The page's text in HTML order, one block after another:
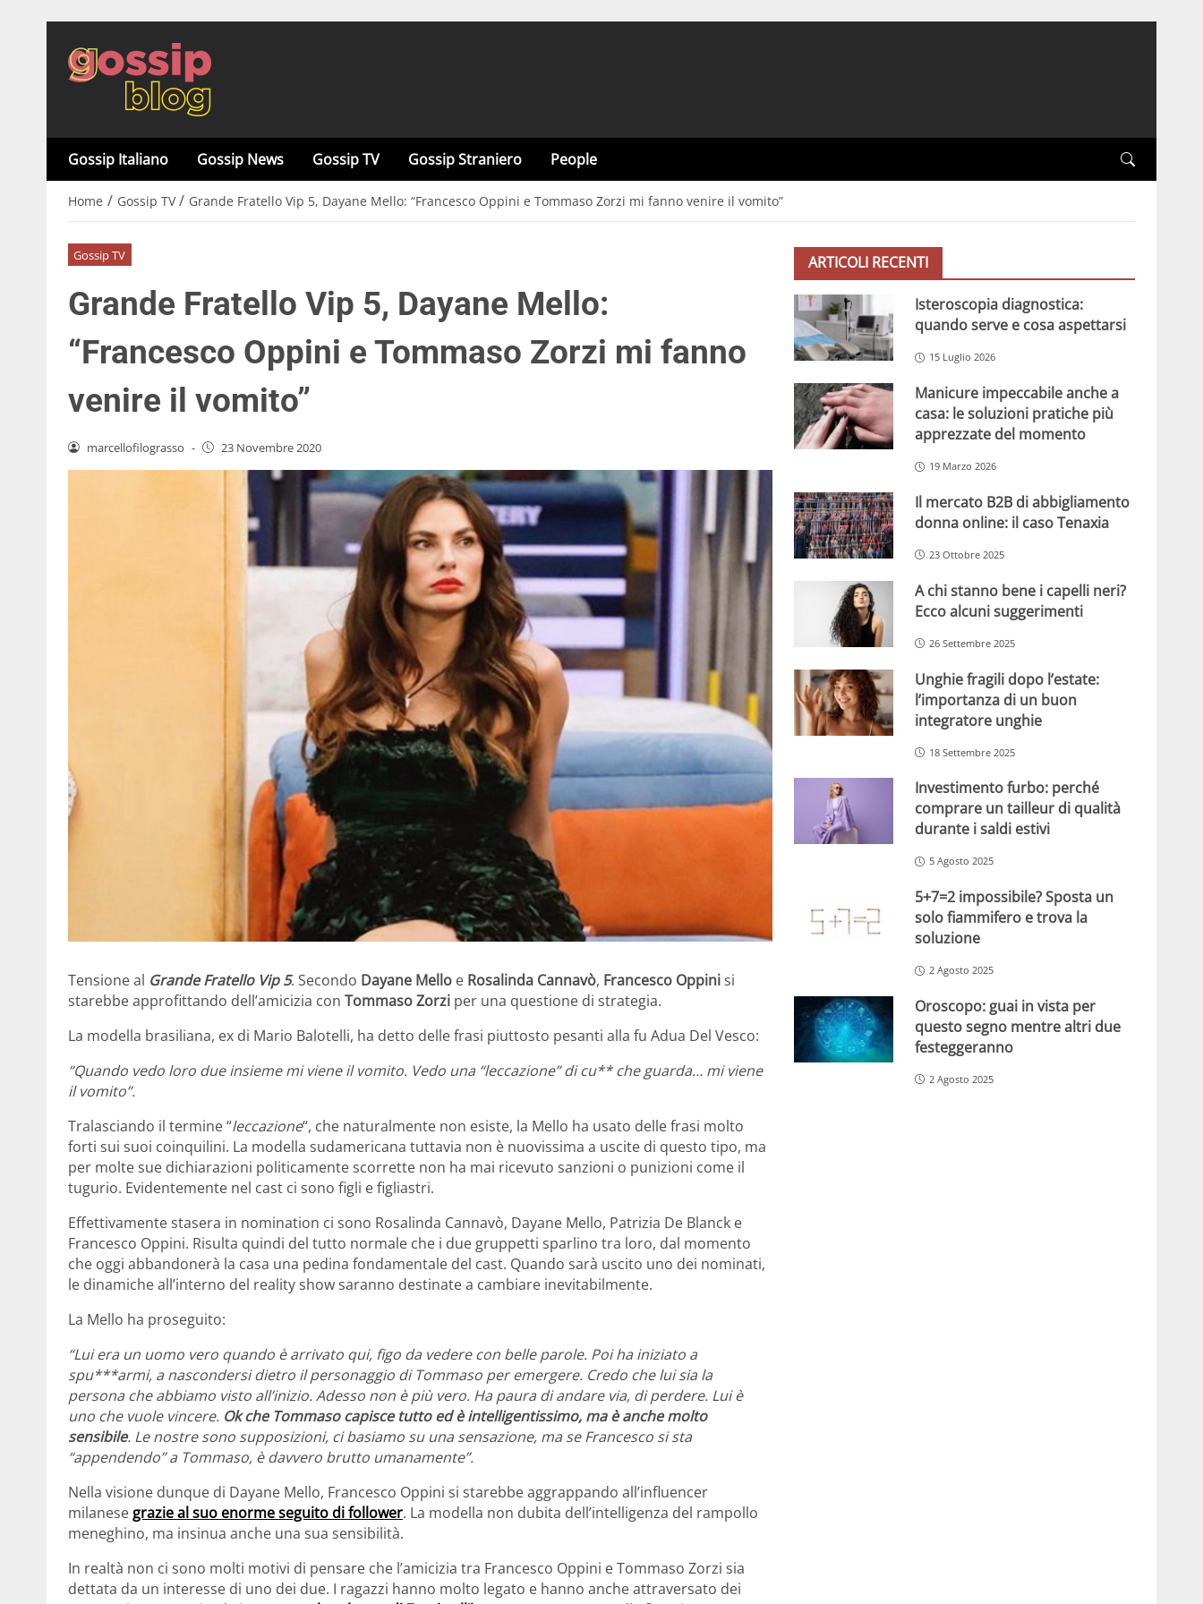
Gossip Italiano Gossip News Gossip TV Gossip Straniero People
Home / Gossip TV / Grande Fratello Vip 5, Dayane Mello: “Francesco Oppini e Tommaso Zorzi mi fanno venire il vomito”
Gossip TV
Grande Fratello Vip 5, Dayane Mello:
“Francesco Oppini e Tommaso Zorzi mi fanno
venire il vomito”
marcellofilograsso - 23 Novembre 2020
Tensione al Grande Fratello Vip 5. Secondo Dayane Mello e Rosalinda Cannavò, Francesco Oppinisi
starebbe approfittando dell’amicizia con Tommaso Zorzi per una questione di strategia.
La modella brasiliana, ex di Mario Balotelli, ha detto delle frasi piuttosto pesanti alla fu Adua Del Vesco:
“Quando vedo loro due insieme mi viene il vomito. Vedo una “leccazione” di cu** che guarda… mi viene
il vomito”.
Tralasciando il termine “leccazione“, che naturalmente non esiste, la Mello ha usato delle frasi molto
forti sui suoi coinquilini. La modella sudamericana tuttavia non è nuovissima a uscite di questo tipo, ma
per molte sue dichiarazioni politicamente scorrette non ha mai ricevuto sanzioni o punizioni come il
tugurio. Evidentemente nel cast ci sono figli e figliastri.
Effettivamente stasera in nomination ci sono Rosalinda Cannavò, Dayane Mello, Patrizia De Blanck e
Francesco Oppini. Risulta quindi del tutto normale che i due gruppetti sparlino tra loro, dal momento
che oggi abbandonerà la casa una pedina fondamentale del cast. Quando sarà uscito uno dei nominati,
le dinamiche all’interno del reality show saranno destinate a cambiare inevitabilmente.
La Mello ha proseguito:
“Lui era un uomo vero quando è arrivato qui, figo da vedere con belle parole. Poi ha iniziato a
spu***armi, a nascondersi dietro il personaggio di Tommaso per emergere. Credo che lui sia la
persona che abbiamo visto all’inizio. Adesso non è più vero. Ha paura di andare via, di perdere. Lui è
uno che vuole vincere. Ok che Tommaso capisce tutto ed è intelligentissimo, ma è anche molto
sensibile. Le nostre sono supposizioni, ci basiamo su una sensazione, ma se Francesco si sta
“appendendo” a Tommaso, è davvero brutto umanamente”.
Nella visione dunque di Dayane Mello, Francesco Oppini si starebbe aggrappando all’influencer
milanese grazie al suo enorme seguito di follower. La modella non dubita dell’intelligenza del rampollo
meneghino, ma insinua anche una sua sensibilità.
In realtà non ci sono molti motivi di pensare che l’amicizia tra Francesco Oppini e Tommaso Zorzi sia
dettata da un interesse di uno dei due. I ragazzi hanno molto legato e hanno anche attraversato dei
ARTICOLI RECENTI
Isteroscopia diagnostica:
quando serve e cosa aspettarsi
15 Luglio 2026
Manicure impeccabile anche a
casa: le soluzioni pratiche più
apprezzate del momento
19 Marzo 2026
Il mercato B2B di abbigliamento
donna online: il caso Tenaxia
23 Ottobre 2025
A chi stanno bene i capelli neri?
Ecco alcuni suggerimenti
26 Settembre 2025
Unghie fragili dopo l’estate:
l’importanza di un buon
integratore unghie
18 Settembre 2025
Investimento furbo: perché
comprare un tailleur di qualità
durante i saldi estivi
5 Agosto 2025
5+7=2 impossibile? Sposta un
solo fiammifero e trova la
soluzione
2 Agosto 2025
Oroscopo: guai in vista per
questo segno mentre altri due
festeggeranno
2 Agosto 2025